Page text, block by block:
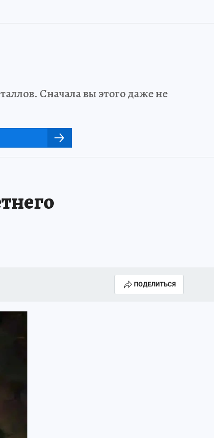
Сначала вы этого даже не
ПОДЕЛИТЬСЯ